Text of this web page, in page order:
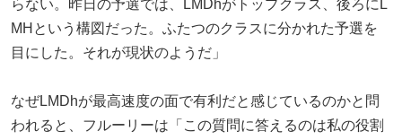
らない。昨日の予選では、LMDhがトップクラス、後ろにL
MHという構図だった。ふたつのクラスに分かれた予選を
目にした。それが現状のようだ」
なぜLMDhが最高速度の面で有利だと感じているのかと問
われると、フルーリーは「この質問に答えるのは私の役割